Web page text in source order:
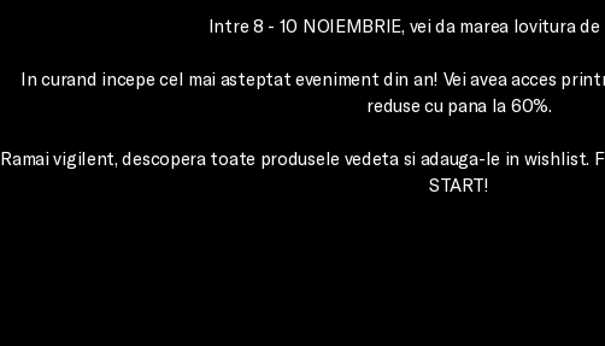
Intre 8 - 10 NOIEMBRIE, vei da marea lovitura
In curand incepe cel mai asteptat eveniment din an! Vei avea acces
reduse cu pana la 60%.
Ramai vigilent, descopera toate produsele vedeta si adauga-le in wishlist.
START!